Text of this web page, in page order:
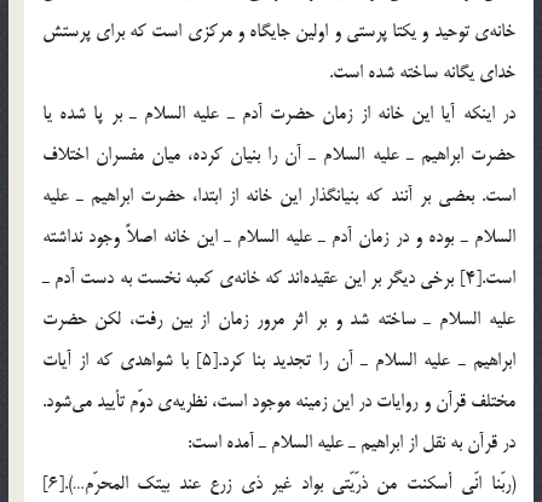
خانه‎ي توحيد و يكتا پرستي و اولين جايگاه و مركزي است كه براي پرستش
خداي يگانه ساخته شده است.
در اينكه آيا اين خانه از زمان حضرت آدم ـ عليه السلام ـ بر پا شده يا
حضرت ابراهيم ـ عليه السلام ـ آن را بنيان كرده، ميان مفسران اختلاف
است. بعضي بر آنند كه بنيانگذار اين خانه از ابتدا، حضرت ابراهيم ـ عليه
السلام ـ بوده و در زمان آدم ـ عليه السلام ـ اين خانه اصلاً وجود نداشته
است.[4] برخي ديگر بر اين عقيده‌اند كه خانه‎ي كعبه نخست به دست آدم ـ
عليه السلام ـ ساخته شد و بر اثر مرور زمان از بين رفت، لكن حضرت
ابراهيم ـ عليه السلام ـ آن را تجديد بنا كرد.[5] با شواهدي كه از آيات
مختلف قرآن و روايات در اين زمينه موجود است، نظريه‎ي دوّم تأييد مي‌شود.
در قرآن به نقل از ابراهيم ـ عليه السلام ـ آمده است:
(ربّنا انّي أسكنت من ذرّيّتي بواد غير ذي زرع عند بيتك المحرّم…).[6]